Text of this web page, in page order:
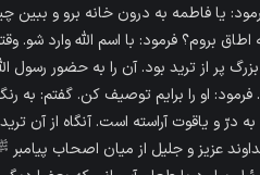
یا فاطمه به درون خانه برو و
اطاق بروم؟ فرمود: با اسم اللّه وارد
پر از ترید بود. آن را به حضور رسول
فرمود: او را برایم توصیف کن. گفتم: به
درّ و یاقوت آراسته است. آنگاه از آن
عزیز و جلیل از میان اصحاب